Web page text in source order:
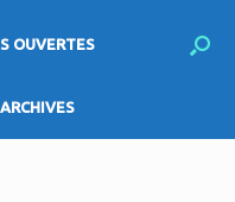
OUVERTES
ARCHIVES